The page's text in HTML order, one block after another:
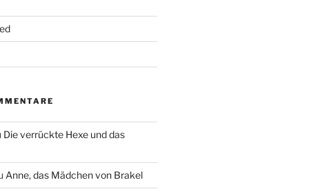
Die verrückte Hexe und das
Anne, das Mädchen von Brakel